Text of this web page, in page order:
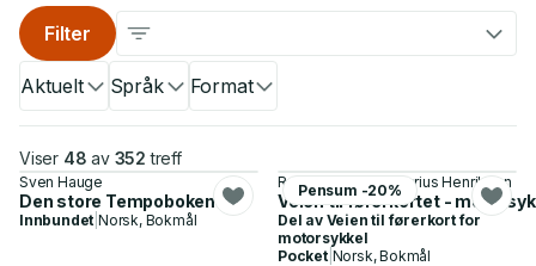
Aktuelt Språk Format
Filter
Viser 48 av 352 treff
Sven Hauge
Den store Tempoboken
Innbundet |Norsk, Bokmål
Pensum -20%
Roger Dalsaune, Marius Henriksen
Veien til førerkortet -
Del av Veien til førerkort for
motorsykkel
Pocket| Norsk, Bokmål